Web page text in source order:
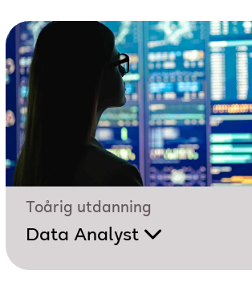
Toårig utdanning
Data Analyst